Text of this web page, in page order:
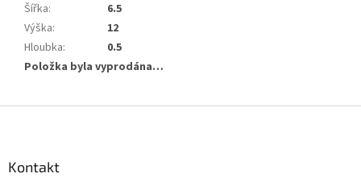
Šířka:
6.5
Výška:
12
Hloubka:
0.5
Položka byla vyprodána…
Kontakt